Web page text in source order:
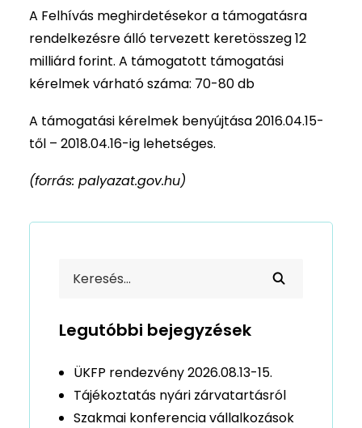
A Felhívás meghirdetésekor a támogatásra
rendelkezésre álló tervezett keretösszeg 12
milliárd forint. A támogatott támogatási
kérelmek várható száma: 70-80 db
A támogatási kérelmek benyújtása 2016.04.15-
től – 2018.04.16-ig lehetséges.
(forrás: palyazat.gov.hu)
Legutóbbi bejegyzések
ÜKFP rendezvény 2026.08.13-15.
Tájékoztatás nyári zárvatartásról
Szakmai konferencia vállalkozások